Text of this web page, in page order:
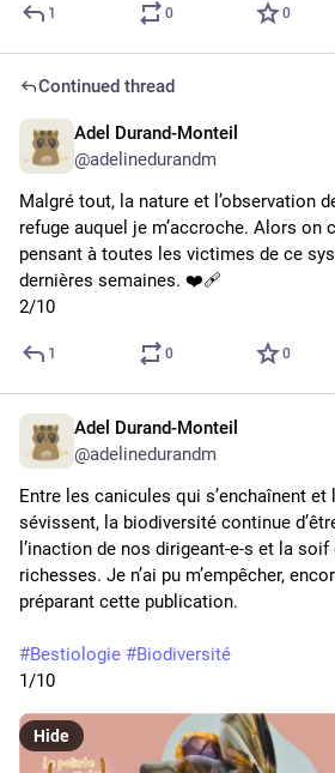
1 0 0
Continued thread
Adel Durand-Monteil
@adelinedurandm
Malgré tout, la nature et l’observation
refuge auquel je m’accroche. Alors on
pensant à toutes les victimes de ce
dernières semaines. ❤️‍🩹
2/10
1 0 0
Adel Durand-Monteil
@adelinedurandm
Entre les canicules qui s’enchaînent et
sévissent, la biodiversité continue
l’inaction de nos dirigeant-e-s et la soif
richesses. Je n’ai pu m’empêcher,
préparant cette publication.
#Bestiologie #Biodiversité
1/10
Hide